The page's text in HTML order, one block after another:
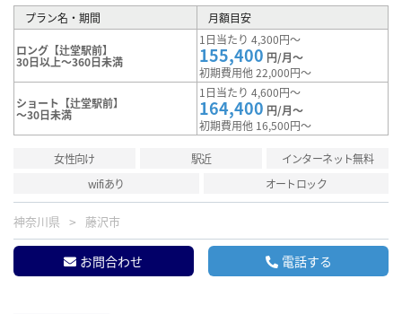
プラン名・期間 月額目安
ロング【辻堂駅前】
30日以上～360日未満
1日当たり 4,300円～
155,400 円/月～
初期費用他 22,000円～
ショート【辻堂駅前】
～30日未満
1日当たり 4,600円～
164,400 円/月～
初期費用他 16,500円～
女性向け 駅近
インターネット無料
wifiあり
オートロック
神奈川県 藤沢市
お問合わせ 電話する